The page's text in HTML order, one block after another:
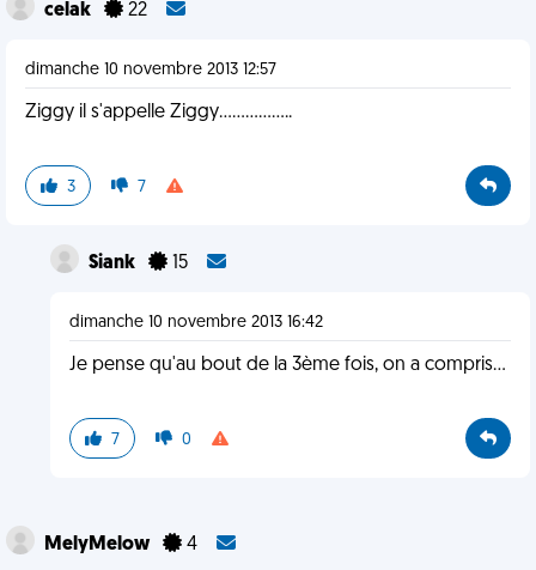
celak 22
dimanche 10 novembre 2013 12:57
Ziggy il s'appelle Ziggy.................
3 7
Siank 15
dimanche 10 novembre 2013 16:42
Je pense qu'au bout de la 3ème fois, on a compris...
7 0
MelyMelow 4